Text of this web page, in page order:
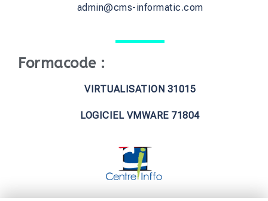
admin@cms-informatic.com
Formacode :
VIRTUALISATION 31015
LOGICIEL VMWARE 71804